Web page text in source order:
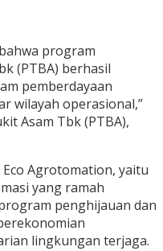
program
(PTBA) berhasil
pemberdayaan
wilayah operasional,”
Asam Tbk (PTBA),
Agrotomation, yaitu
yang ramah
penghijauan dan
lingkungan terjaga.